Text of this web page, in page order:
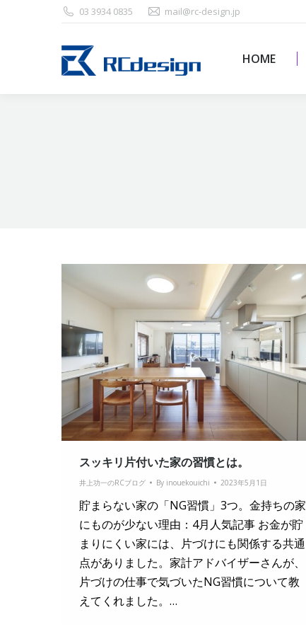
03 3934 0835 mail@rc-design.jp
HOME
スッキリ片付いた家の習慣とは。
井上功一のRCブログ By inouekouichi 2023年5月1日
貯まらない家の「NG習慣」3つ。金持ちの家
にものが少ない理由：4月人気記事 お金が貯
まりにくい家には、片づけにも関係する共通
点がありました。家計アドバイザーさんが、
片づけの仕事で気づいたNG習慣について教
えてくれました。…
HOME